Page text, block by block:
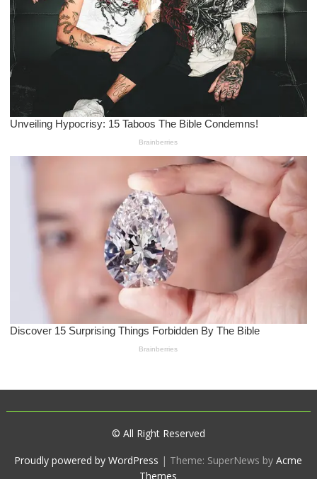
© All Right Reserved
Proudly powered by WordPress | Theme: SuperNews byAcme
Themes